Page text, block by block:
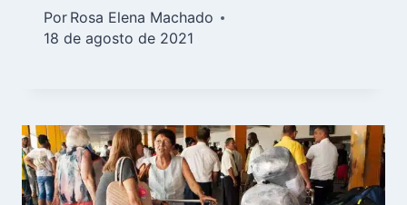
Por Rosa Elena Machado
18 de agosto de 2021